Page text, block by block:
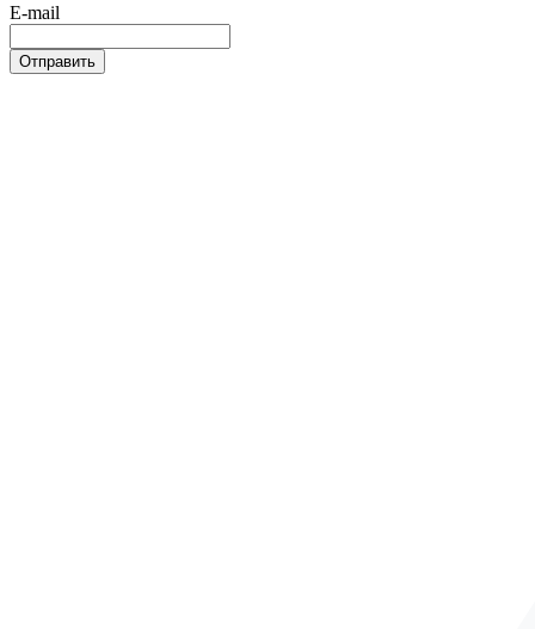
E-mail
Отправить